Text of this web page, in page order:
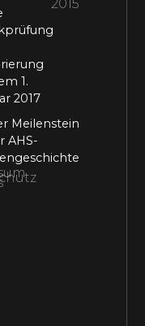
1.
2017
Meilenstein
AHS-
2015